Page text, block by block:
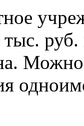
руб.
Можно